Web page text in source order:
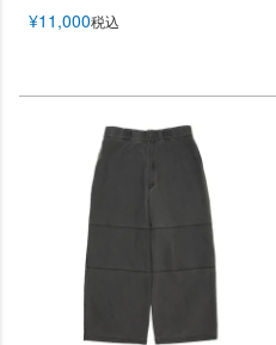
¥11,000税込